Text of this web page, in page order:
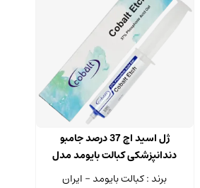
ژل اسید اچ 37 درصد جامبو
دندانپزشکی کبالت بایومد مدل
Cobalt Etch سرنگ 60 گرمی
برند : کبالت بایومد - ایران